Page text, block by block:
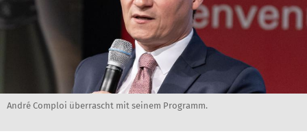
André Comploi überrascht mit seinem Programm.